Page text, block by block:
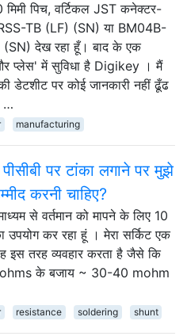
मिमी पिच, वर्टिकल JST कनेक्टर-
TB (LF) (SN) या BM04B-
देख रहा हूँ। बाद के एक
प्लेस' में सुविधा है Digikey । मैं
डेटशीट पर कोई जानकारी नहीं ढूँढ
…
manufacturing
पर टांका लगाने पर मुझे
करनी चाहिए?
से वर्तमान को मापने के लिए 10
कर रहा हूं । मेरा सर्किट एक
इस तरह व्यवहार करता है जैसे कि
के बजाय ~ 30-40 mohm
resistance soldering shunt